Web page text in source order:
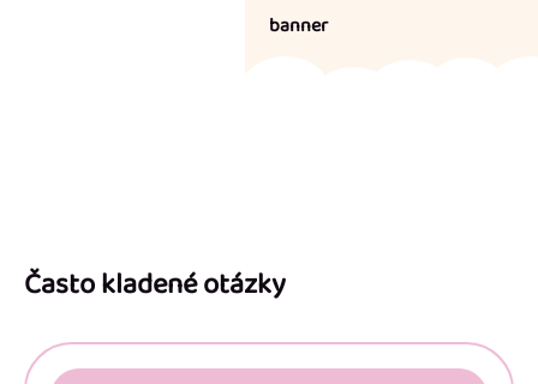
banner
Často kladené otázky